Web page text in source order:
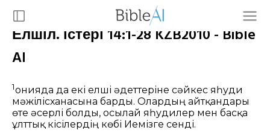
Елшіл. істері 14:1-28 KZB2010 - Bible
AI
1Қонияда да екі елші әдеттеріне сәйкес яһуди
мәжілісханасына барды. Олардың айтқандары
өте әсерлі болды, осылай яһудилер мен басқа
ұлттық кісілердің көбі Иемізге сенді.